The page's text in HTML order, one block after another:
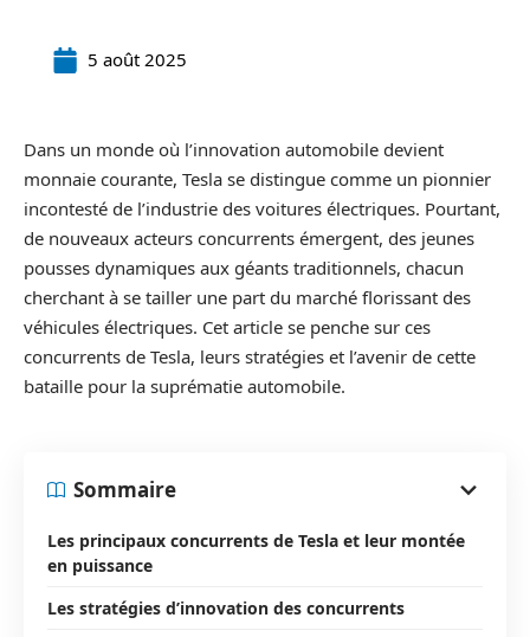
5 août 2025
Dans un monde où l’innovation automobile devient
monnaie courante, Tesla se distingue comme un pionnier
incontesté de l’industrie des voitures électriques. Pourtant,
de nouveaux acteurs concurrents émergent, des jeunes
pousses dynamiques aux géants traditionnels, chacun
cherchant à se tailler une part du marché florissant des
véhicules électriques. Cet article se penche sur ces
concurrents de Tesla, leurs stratégies et l’avenir de cette
bataille pour la suprématie automobile.
Sommaire
Les principaux concurrents de Tesla et leur montée
en puissance
Les stratégies d’innovation des concurrents